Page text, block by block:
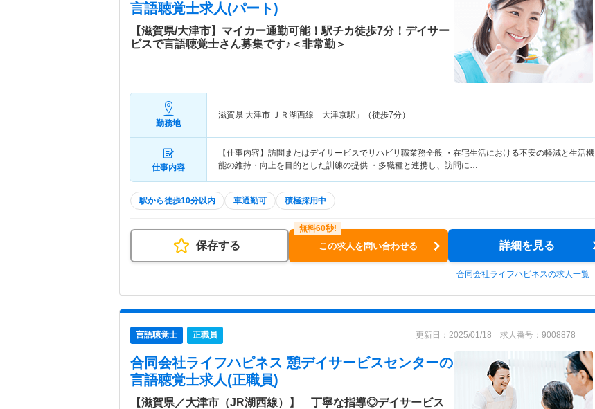
言語聴覚士求人(パート)
【滋賀県/大津市】マイカー通勤可能！駅チカ徒歩7分！デイサー
ビスで言語聴覚士さん募集です♪＜非常勤＞
勤務地
滋賀県 大津市 ＪＲ湖西線「大津京駅」（徒歩7分）
仕事内容
【仕事内容】訪問またはデイサービスでリハビリ職業務全般 ・在宅生活における不安の軽減と生活機
能の維持・向上を目的とした訓練の提供 ・多職種と連携し、訪問に…
駅から徒歩10分以内 車通勤可 積極採用中
保存する この求人を問い合わせる 詳細を見る
合同会社ライフハピネスの求人一覧
言語聴覚士 正職員 更新日：2025/01/18 求人番号：9008878
合同会社ライフハピネス 憩デイサービスセンターの
言語聴覚士求人(正職員)
【滋賀県／大津市（JR湖西線）】 丁寧な指導◎デイサービス